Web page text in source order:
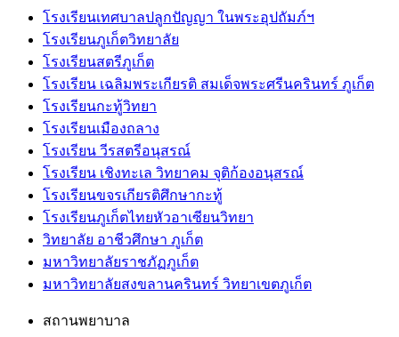
โรงเรียนเทศบาลปลูกปัญญา ในพระอุปถัมภ์ฯ
โรงเรียนภูเก็ตวิทยาลัย
โรงเรียนสตรีภูเก็ต
โรงเรียน เฉลิมพระเกียรติ สมเด็จพระศรีนครินทร์ ภูเก็ต
โรงเรียนกะทู้วิทยา
โรงเรียนเมืองถลาง
โรงเรียน วีรสตรีอนุสรณ์
โรงเรียน เชิงทะเล วิทยาคม จุติก้องอนุสรณ์
โรงเรียนขจรเกียรติศึกษากะทู้
โรงเรียนภูเก็ตไทยหัวอาเซียนวิทยา
วิทยาลัย อาชีวศึกษา ภูเก็ต
มหาวิทยาลัยราชภัฏภูเก็ต
มหาวิทยาลัยสงขลานครินทร์ วิทยาเขตภูเก็ต
สถานพยาบาล